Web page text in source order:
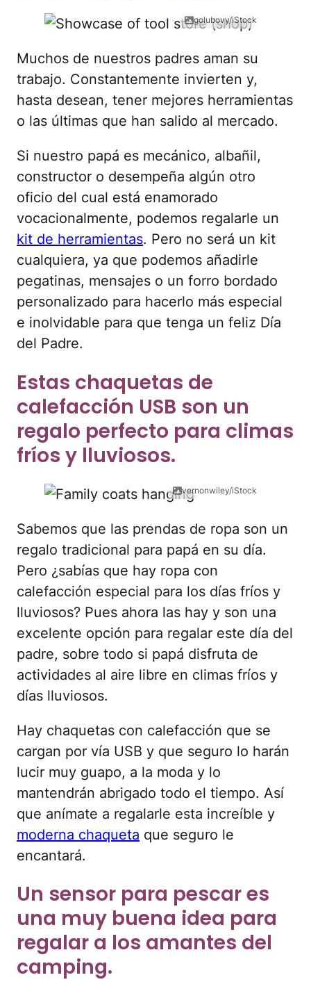
golubovy/iStock
Muchos de nuestros padres aman su
trabajo. Constantemente invierten y,
hasta desean, tener mejores herramientas
o las últimas que han salido al mercado.
Si nuestro papá es mecánico, albañil,
constructor o desempeña algún otro
oficio del cual está enamorado
vocacionalmente, podemos regalarle un
kit de herramientas. Pero no será un kit
cualquiera, ya que podemos añadirle
pegatinas, mensajes o un forro bordado
personalizado para hacerlo más especial
e inolvidable para que tenga un feliz Día
del Padre.
Estas chaquetas de
calefacción USB son un
regalo perfecto para climas
fríos y lluviosos.
vernonwiley/iStock
Sabemos que las prendas de ropa son un
regalo tradicional para papá en su día.
Pero ¿sabías que hay ropa con
calefacción especial para los días fríos y
lluviosos? Pues ahora las hay y son una
excelente opción para regalar este día del
padre, sobre todo si papá disfruta de
actividades al aire libre en climas fríos y
días lluviosos.
Hay chaquetas con calefacción que se
cargan por vía USB y que seguro lo harán
lucir muy guapo, a la moda y lo
mantendrán abrigado todo el tiempo. Así
que anímate a regalarle esta increíble y
moderna chaqueta que seguro le
encantará.
Un sensor para pescar es
una muy buena idea para
regalar a los amantes del
camping.